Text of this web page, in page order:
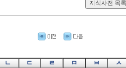
ㄴ ㄷ ㄹ ㅁ ㅂ ㅅ